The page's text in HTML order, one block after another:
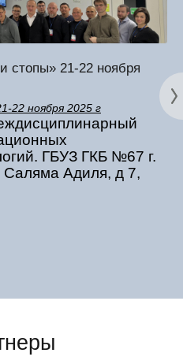
стопы» 21-22 ноября
22 ноября 2025 г
ГБУЗ ГКБ №67 г.
Саляма Адиля, д 7,